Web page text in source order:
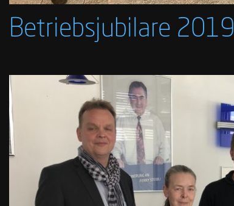
Betriebsjubilare 2019